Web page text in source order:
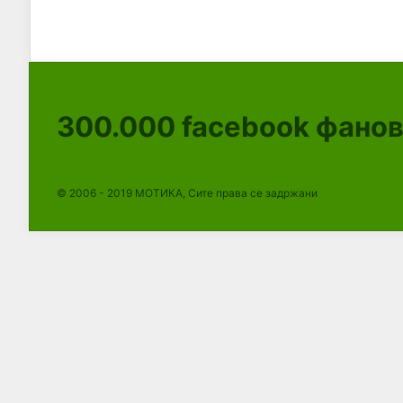
300.000 facebook
© 2006 - 2019 МОТИКА, Сите права се задржани